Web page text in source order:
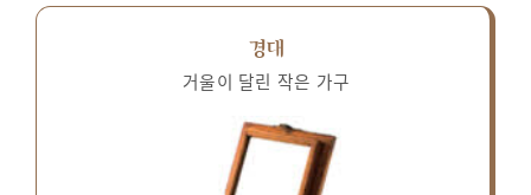
경대
거울이 달린 작은 가구